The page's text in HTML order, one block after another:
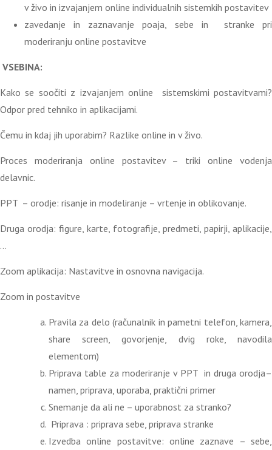
v živo in izvajanjem online individualnih sistemkih postavitev
zavedanje in zaznavanje poaja, sebe in stranke pri
moderiranju online postavitve
VSEBINA:
Kako se soočiti z izvajanjem online sistemskimi postavitvami?
Odpor pred tehniko in aplikacijami.
Čemu in kdaj jih uporabim? Razlike online in v živo.
Proces moderiranja online postavitev – triki online vodenja
delavnic.
PPT – orodje: risanje in modeliranje – vrtenje in oblikovanje.
Druga orodja: figure, karte, fotografije, predmeti, papirji, aplikacije,
…
Zoom aplikacija: Nastavitve in osnovna navigacija.
Zoom in postavitve
Pravila za delo (računalnik in pametni telefon, kamera,
share screen, govorjenje, dvig roke, navodila
elementom)
Priprava table za moderiranje v PPT in druga orodja–
namen, priprava, uporaba, praktični primer
Snemanje da ali ne – uporabnost za stranko?
Priprava : priprava sebe, priprava stranke
Izvedba online postavitve: online zaznave – sebe,